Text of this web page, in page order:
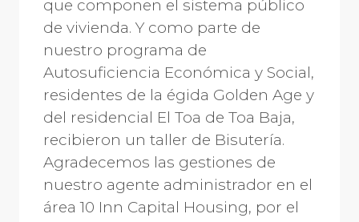
que componen el sistema público
de vivienda. Y como parte de
nuestro programa de
Autosuficiencia Económica y Social,
residentes de la égida Golden Age y
del residencial El Toa de Toa Baja,
recibieron un taller de Bisutería.
Agradecemos las gestiones de
nuestro agente administrador en el
área 10 Inn Capital Housing, por el